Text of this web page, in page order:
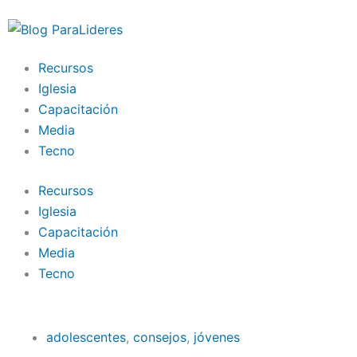
al
Recursos
Iglesia
Capacitación
Media
Tecno
Recursos
Iglesia
Capacitación
Media
Tecno
adolescentes, consejos, jóvenes